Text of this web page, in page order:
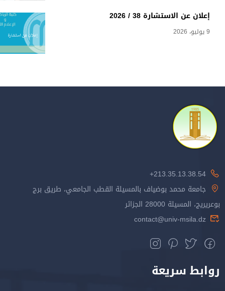
إعلان عن الاستشارة 38 / 2026
9 يوليو، 2026
213.35.13.38.54+
جامعة محمد بوضياف بالمسيلة القطب الجامعي، طريق برج
بوعريريج، المسيلة 28000 الجزائر
contact@univ-msila.dz
روابط سريعة